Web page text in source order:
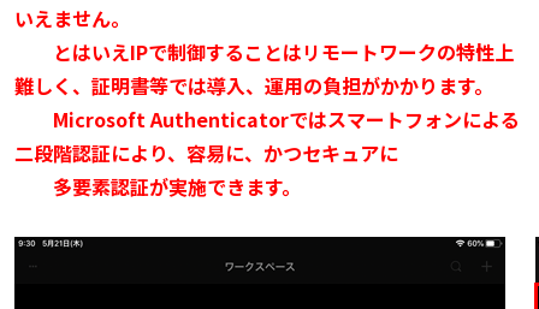
いえません。
とはいえIPで制御することはリモートワークの特性上
難しく、証明書等では導入、運用の負担がかかります。
Microsoft Authenticatorではスマートフォンによる
二段階認証により、容易に、 かつセキュアに
多要素認証が実施できます。